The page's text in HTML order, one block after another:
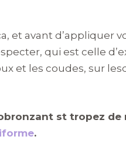
et avant d’appliquer
qui est celle
et les coudes, sur
st tropez de
.